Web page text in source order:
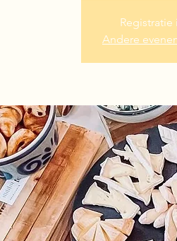
Registratie
Andere